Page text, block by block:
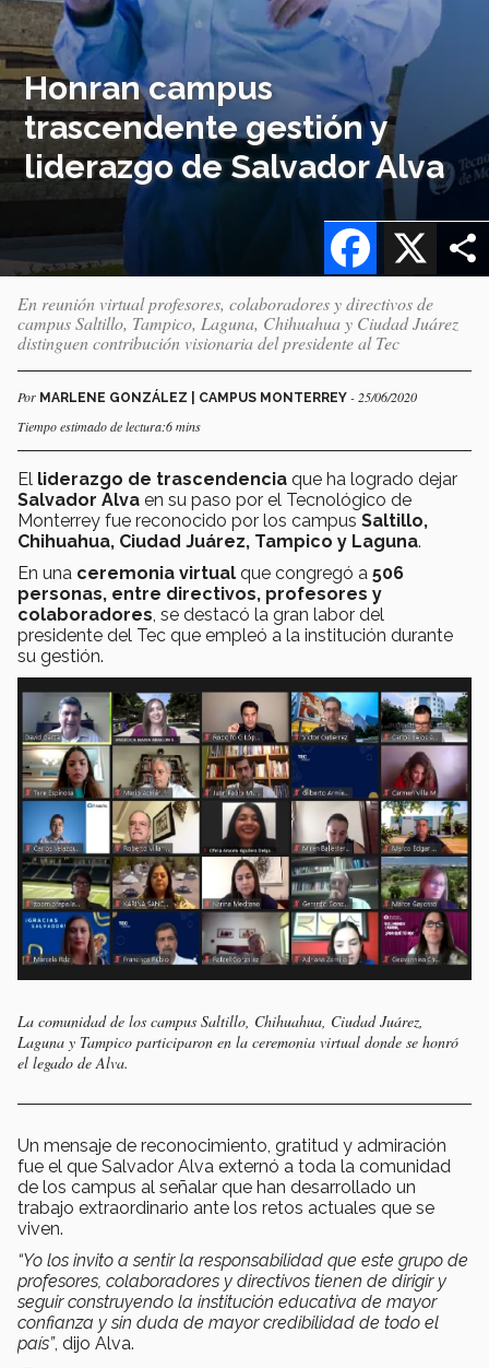
Honran campus
trascendente gestión y
liderazgo de Salvador Alva
X
Facebook
En reunión virtual profesores, colaboradores y directivos de
campus Saltillo, Tampico, Laguna, Chihuahua y Ciudad Juárez
distinguen contribución visionaria del presidente al Tec
Por MARLENE GONZÁLEZ | CAMPUS MONTERREY - 25/06/2020
Tiempo estimado de lectura:6 mins
El liderazgo de trascendencia que ha logrado dejar
Salvador Alva en su paso por el Tecnológico de
Monterrey fue reconocido por los campus Saltillo,
Chihuahua, Ciudad Juárez, Tampico y Laguna.
En una ceremonia virtual que congregó a 506
personas, entre directivos, profesores y
colaboradores , se destacó la gran labor del
presidente del Tec que empleó a la institución durante
su gestión.
La comunidad de los campus Saltillo, Chihuahua, Ciudad Juárez,
Laguna y Tampico participaron en la ceremonia virtual donde se honró
el legado de Alva.
Un mensaje de reconocimiento, gratitud y admiración
fue el que Salvador Alva externó a toda la comunidad
de los campus al señalar que han desarrollado un
trabajo extraordinario ante los retos actuales que se
viven.
“Yo los invito a sentir la responsabilidad que este grupo de
profesores, colaboradores y directivos tienen de dirigir y
seguir construyendo la institución educativa de mayor
confianza y sin duda de mayor credibilidad de todo el
país”, dijo Alva.